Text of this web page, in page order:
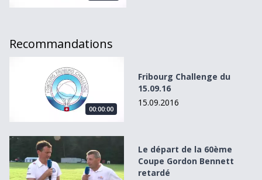
Recommandations
Fribourg Challenge du 15.09.16
00:00:00
Fribourg Challenge du
15.09.16
15.09.2016
Le départ de la 60ème Coupe Gordon Bennett retardé
Le départ de la 60ème
Coupe Gordon Bennett
retardé